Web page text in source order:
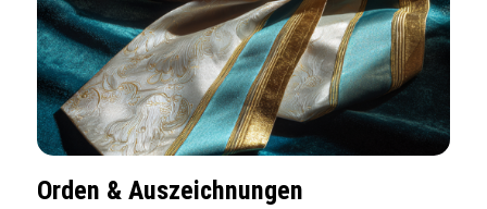
Orden & Auszeichnungen